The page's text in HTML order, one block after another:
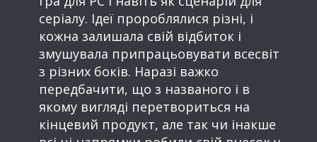
серіалу. Ідеї пророблялися різні, і
кожна залишала свій відбиток і
змушувала припрацьовувати всесвіт
з різних боків. Наразі важко
передбачити, що з названого і в
якому вигляді перетвориться на
кінцевий продукт, але так чи інакше